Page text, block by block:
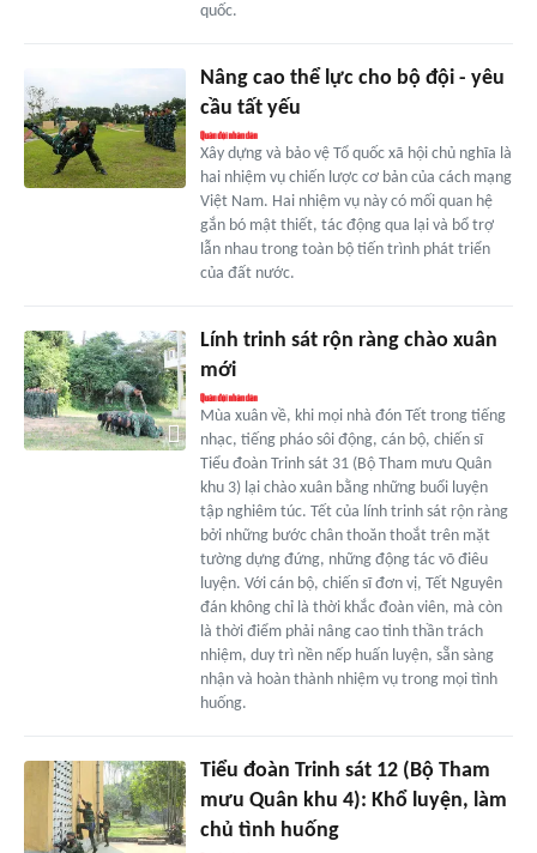
quốc.
Nâng cao thể lực cho bộ đội - yêu
cầu tất yếu
Xây dựng và bảo vệ Tổ quốc xã hội chủ nghĩa là
hai nhiệm vụ chiến lược cơ bản của cách mạng
Việt Nam. Hai nhiệm vụ này có mối quan hệ
gắn bó mật thiết, tác động qua lại và bổ trợ
lẫn nhau trong toàn bộ tiến trình phát triển
của đất nước.
Lính trinh sát rộn ràng chào xuân
mới
Mùa xuân về, khi mọi nhà đón Tết trong tiếng
nhạc, tiếng pháo sôi động, cán bộ, chiến sĩ
Tiểu đoàn Trinh sát 31 (Bộ Tham mưu Quân
khu 3) lại chào xuân bằng những buổi luyện
tập nghiêm túc. Tết của lính trinh sát rộn ràng
bởi những bước chân thoăn thoắt trên mặt
tường dựng đứng, những động tác võ điêu
luyện. Với cán bộ, chiến sĩ đơn vị, Tết Nguyên
đán không chỉ là thời khắc đoàn viên, mà còn
là thời điểm phải nâng cao tinh thần trách
nhiệm, duy trì nền nếp huấn luyện, sẵn sàng
nhận và hoàn thành nhiệm vụ trong mọi tình
huống.
Tiểu đoàn Trinh sát 12 (Bộ Tham
mưu Quân khu 4): Khổ luyện, làm
chủ tình huống